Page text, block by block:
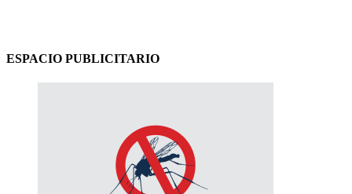
ESPACIO PUBLICITARIO